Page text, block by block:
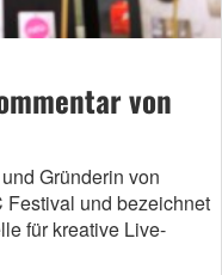
von
Gründerin von
Festival und bezeichnet
für kreative Live-